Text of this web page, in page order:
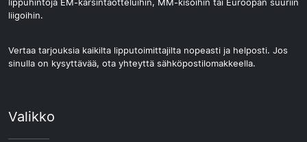
lippuhintoja EM-karsintaotteluihin, MM-kisoihin tai Euroopan suuriin
liigoihin.
Vertaa tarjouksia kaikilta lipputoimittajilta nopeasti ja helposti. Jos
sinulla on kysyttävää, ota yhteyttä sähköpostilomakkeella.
Valikko